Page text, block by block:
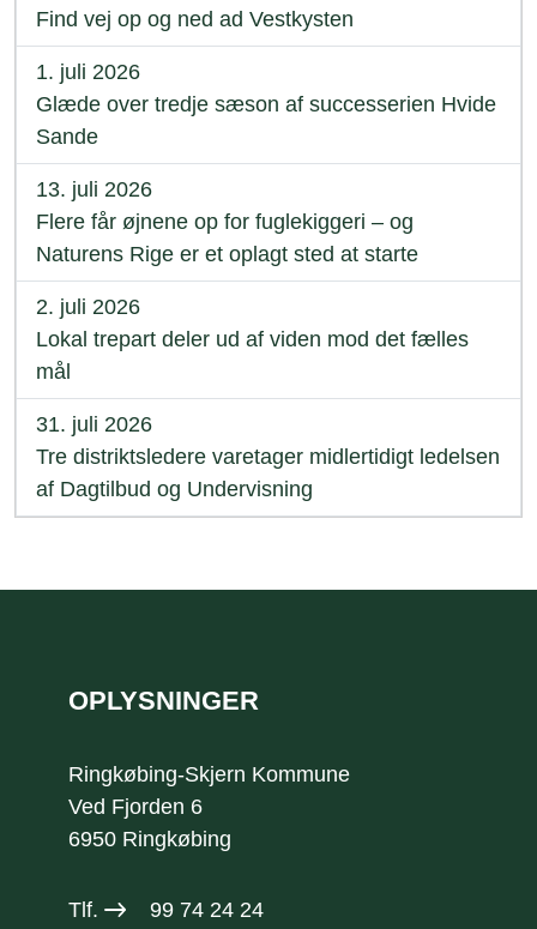
Find vej op og ned ad Vestkysten
1. juli 2026
Glæde over tredje sæson af successerien Hvide
Sande
13. juli 2026
Flere får øjnene op for fuglekiggeri – og
Naturens Rige er et oplagt sted at starte
2. juli 2026
Lokal trepart deler ud af viden mod det fælles
mål
31. juli 2026
Tre distriktsledere varetager midlertidigt ledelsen
af Dagtilbud og Undervisning
OPLYSNINGER
Ringkøbing-Skjern Kommune
Ved Fjorden 6
6950 Ringkøbing
Tlf. 99 74 24 24